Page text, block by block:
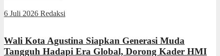
6 Juli 2026 Redaksi
Wali Kota Agustina Siapkan Generasi Muda
Tangguh Hadapi Era Global, Dorong Kader HMI